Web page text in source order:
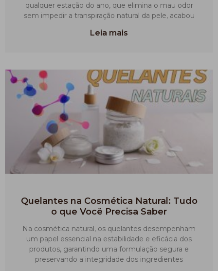
qualquer estação do ano, que elimina o mau odor
sem impedir a transpiração natural da pele, acabou
Leia mais
Quelantes na Cosmética Natural: Tudo
o que Você Precisa Saber
Na cosmética natural, os quelantes desempenham
um papel essencial na estabilidade e eficácia dos
produtos, garantindo uma formulação segura e
preservando a integridade dos ingredientes